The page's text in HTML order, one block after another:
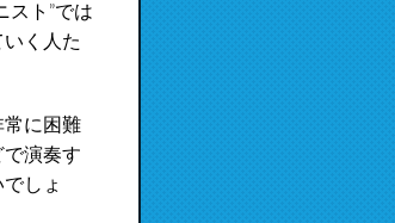
スト”では
く人た
常に困難
演奏す
しょ